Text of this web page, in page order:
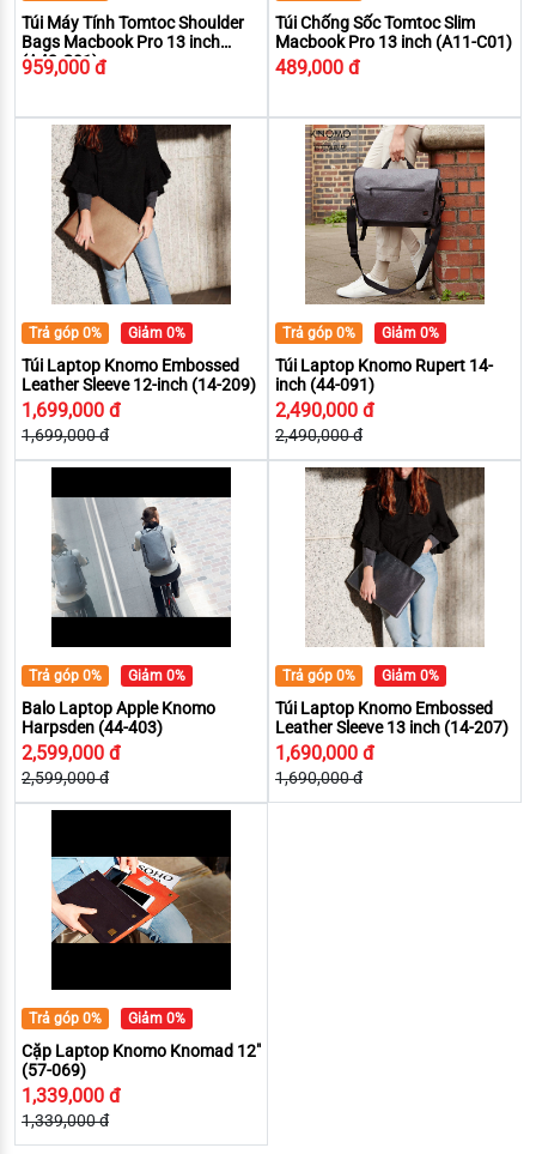
Túi Máy Tính Tomtoc Shoulder
Bags Macbook Pro 13 inch
(A42-C01)
959,000 đ
Túi Chống Sốc Tomtoc Slim
Macbook Pro 13 inch (A11-C01)
489,000 đ
Trả góp 0% Giảm 0%
Túi Laptop Knomo Embossed
Leather Sleeve 12-inch (14-209)
1,699,000 đ
1,699,000 đ
Trả góp 0% Giảm 0%
Túi Laptop Knomo Rupert 14-
inch (44-091)
2,490,000 đ
2,490,000 đ
Trả góp 0% Giảm 0%
Balo Laptop Apple Knomo
Harpsden (44-403)
2,599,000 đ
2,599,000 đ
Trả góp 0% Giảm 0%
Túi Laptop Knomo Embossed
Leather Sleeve 13 inch (14-207)
1,690,000 đ
1,690,000 đ
Trả góp 0% Giảm 0%
Cặp Laptop Knomo Knomad 12"
(57-069)
1,339,000 đ
1,339,000 đ